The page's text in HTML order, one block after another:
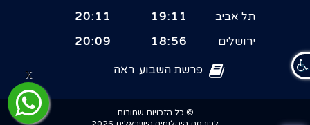
תל אביב
19:11
20:11
ירושלים
18:56
20:09
פרשת השבוע: ראה
© כל הזכויות שמורות
X